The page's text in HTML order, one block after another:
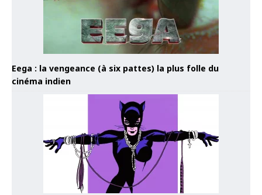
Eega : la vengeance (à six pattes) la plus folle du
cinéma indien